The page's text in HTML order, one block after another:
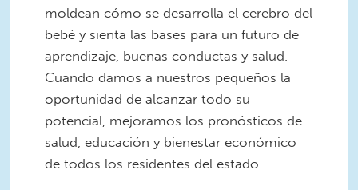
moldean cómo se desarrolla el cerebro del
bebé y sienta las bases para un futuro de
aprendizaje, buenas conductas y salud.
Cuando damos a nuestros pequeños la
oportunidad de alcanzar todo su
potencial, mejoramos los pronósticos de
salud, educación y bienestar económico
de todos los residentes del estado.